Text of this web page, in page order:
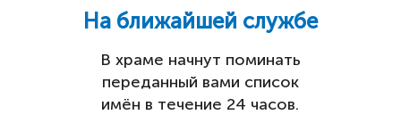
На ближайшей службе
В храме начнут поминать
переданный вами список
имён в течение 24 часов.